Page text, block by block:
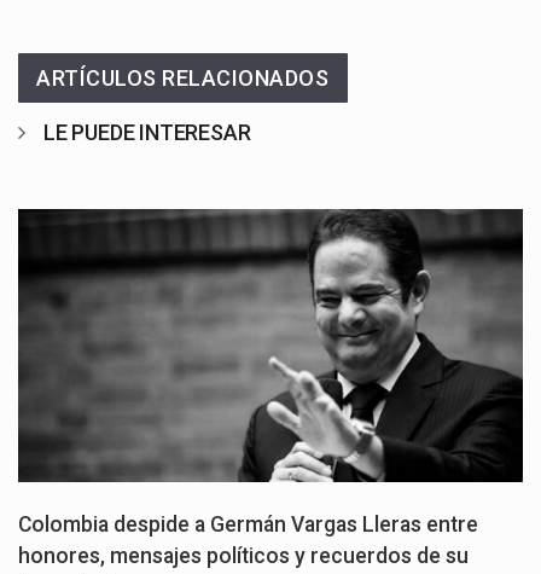
ARTÍCULOS RELACIONADOS
LE PUEDE INTERESAR
Colombia despide a Germán Vargas Lleras entre
honores, mensajes políticos y recuerdos de su